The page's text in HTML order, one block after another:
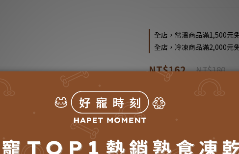
全店，常溫商品滿1,500元
全店，冷凍商品滿2,000元
NT$162 NT$180
加